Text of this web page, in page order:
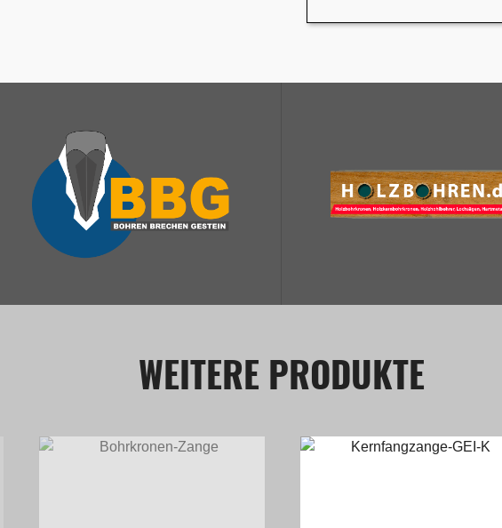
WEITERE PRODUKTE